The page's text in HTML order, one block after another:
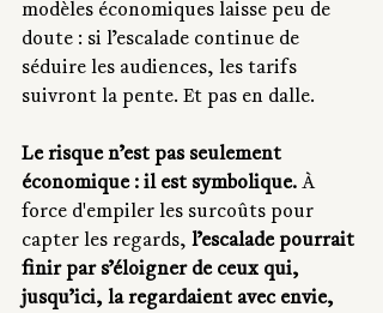
modèles économiques laisse peu de
doute : si l’escalade continue de
séduire les audiences, les tarifs
suivront la pente. Et pas en dalle.
Le risque n’est pas seulement
économique : il est symbolique. À
force d'empiler les surcoûts pour
capter les regards, l’escalade pourrait
finir par s’éloigner de ceux qui,
jusqu’ici, la regardaient avec envie,